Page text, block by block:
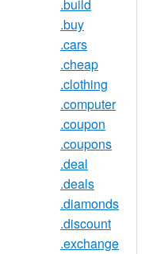
.build
.buy
.cars
.cheap
.clothing
.computer
.coupon
.coupons
.deal
.deals
.diamonds
.discount
.exchange